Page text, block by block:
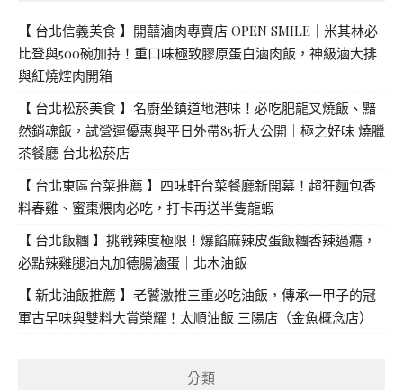
【 台北信義美食 】開囍滷肉專賣店 OPEN SMILE｜米其林必
比登與500碗加持！重口味極致膠原蛋白滷肉飯，神級滷大排
與紅燒焢肉開箱
【 台北松菸美食 】名廚坐鎮道地港味！必吃肥龍叉燒飯、黯
然銷魂飯，試營運優惠與平日外帶85折大公開｜極之好味 燒臘
茶餐廳 台北松菸店
【 台北東區台菜推薦 】四味軒台菜餐廳新開幕！超狂麵包香
料春雞、蜜棗煨肉必吃，打卡再送半隻龍蝦
【 台北飯糰 】挑戰辣度極限！爆餡麻辣皮蛋飯糰香辣過癮，
必點辣雞腿油丸加德腸滷蛋｜北木油飯
【 新北油飯推薦 】老饕激推三重必吃油飯，傳承一甲子的冠
軍古早味與雙料大賞榮耀！太順油飯 三陽店（金魚概念店）
分類